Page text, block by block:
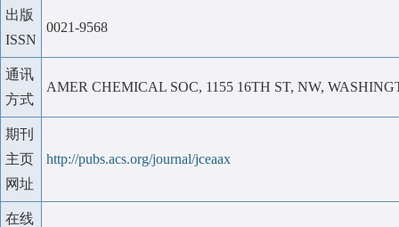
出版
ISSN
0021-9568
通讯
方式
AMER CHEMICAL SOC, 1155 16TH ST, NW,
期刊
主页
网址
http://pubs.acs.org/journal/jceaax
在线